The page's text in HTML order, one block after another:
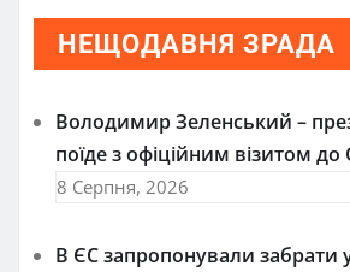
НЕЩОДАВНЯ ЗРАДА
Володимир Зеленський –
поїде з офіційним візитом до
8 Серпня, 2026
В ЄС запропонували забрати у